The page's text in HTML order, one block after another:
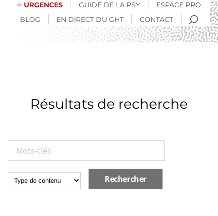
URGENCES GUIDE DE LA PSY
ESPACE PRO
BLOG
EN DIRECT DU GHT CONTACT
Résultats de recherche